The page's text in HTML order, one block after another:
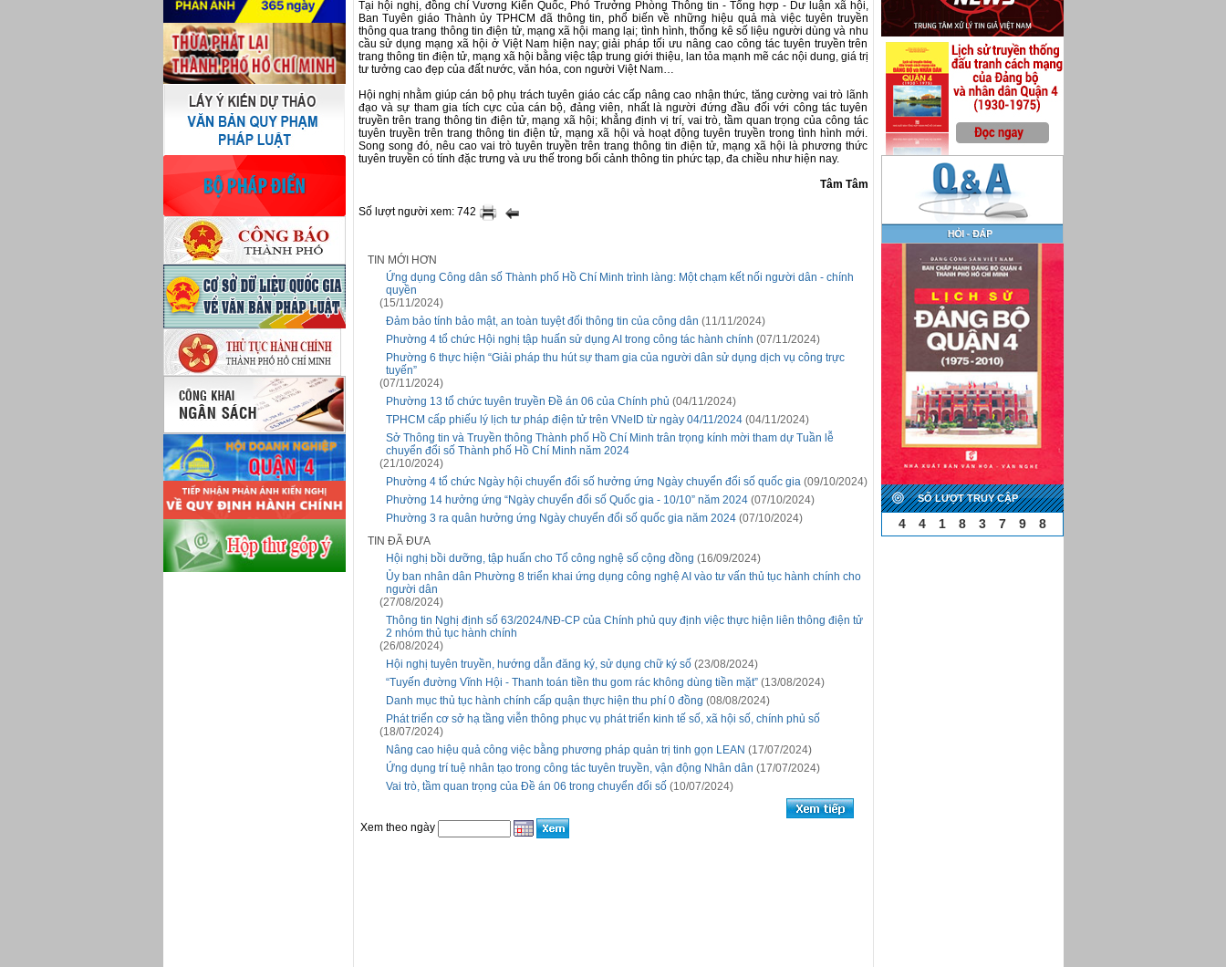
Tại hội nghị, đồng chí Vương Kiến Quốc, Phó Trưởng Phòng Thông tin - Tổng hợp - Dư luận xã hội,
Ban Tuyên giáo Thành ủy TPHCM đã thông tin, phổ biến về những hiệu quả mà việc tuyên truyền
thông qua trang thông tin điện tử, mạng xã hội mang lại; tình hình, thống kê số liệu người dùng và nhu
cầu sử dụng mạng xã hội ở Việt Nam hiện nay; giải pháp tối ưu nâng cao công tác tuyên truyền trên
trang thông tin điện tử, mạng xã hội bằng việc tập trung giới thiệu, lan tỏa mạnh mẽ các nội dung, giá trị
tư tưởng cao đẹp của đất nước, văn hóa, con người Việt Nam…
Hội nghị nhằm giúp cán bộ phụ trách tuyên giáo các cấp nâng cao nhận thức, tăng cường vai trò lãnh
đạo và sự tham gia tích cực của cán bộ, đảng viên, nhất là người đứng đầu đối với công tác tuyên
truyền trên trang thông tin điện tử, mạng xã hội; khẳng định vị trí, vai trò, tầm quan trọng của công tác
tuyên truyền trên trang thông tin điện tử, mạng xã hội và hoạt động tuyên truyền trong tình hình mới.
Song song đó, nêu cao vai trò tuyên truyền trên trang thông tin điện tử, mạng xã hội là phương thức
tuyên truyền có tính đặc trưng và ưu thế trong bối cảnh thông tin phức tạp, đa chiều như hiện nay.
Tâm Tâm
Số lượt người xem: 742
TIN MỚI HƠN
Ứng dụng Công dân số Thành phố Hồ Chí Minh trình làng: Một chạm kết nối người dân - chính
quyền
(15/11/2024)
Đảm bảo tính bảo mật, an toàn tuyệt đối thông tin của công dân (11/11/2024)
Phường 4 tổ chức Hội nghị tập huấn sử dụng AI trong công tác hành chính (07/11/2024)
Phường 6 thực hiện “Giải pháp thu hút sự tham gia của người dân sử dụng dịch vụ công trực
tuyến”
(07/11/2024)
Phường 13 tổ chức tuyên truyền Đề án 06 của Chính phủ (04/11/2024)
TPHCM cấp phiếu lý lịch tư pháp điện tử trên VNeID từ ngày 04/11/2024(04/11/2024)
Sở Thông tin và Truyền thông Thành phố Hồ Chí Minh trân trọng kính mời tham dự Tuần lễ
chuyển đổi số Thành phố Hồ Chí Minh năm 2024
(21/10/2024)
Phường 4 tổ chức Ngày hội chuyển đổi số hưởng ứng Ngày chuyển đổi số quốc gia(09/10/2024)
Phường 14 hưởng ứng “Ngày chuyển đổi số Quốc gia - 10/10” năm 2024(07/10/2024)
Phường 3 ra quân hưởng ứng Ngày chuyển đổi số quốc gia năm 2024(07/10/2024)
TIN ĐÃ ĐƯA
Hội nghị bồi dưỡng, tập huấn cho Tổ công nghệ số cộng đồng (16/09/2024)
Ủy ban nhân dân Phường 8 triển khai ứng dụng công nghệ AI vào tư vấn thủ tục hành chính cho
người dân
(27/08/2024)
Thông tin Nghị định số 63/2024/NĐ-CP của Chính phủ quy định việc thực hiện liên thông điện tử
2 nhóm thủ tục hành chính
(26/08/2024)
Hội nghị tuyên truyền, hướng dẫn đăng ký, sử dụng chữ ký số(23/08/2024)
“Tuyến đường Vĩnh Hội - Thanh toán tiền thu gom rác không dùng tiền mặt”(13/08/2024)
Danh mục thủ tục hành chính cấp quận thực hiện thu phí 0 đồng (08/08/2024)
Phát triển cơ sở hạ tầng viễn thông phục vụ phát triển kinh tế số, xã hội số, chính phủ số
(18/07/2024)
Nâng cao hiệu quả công việc bằng phương pháp quản trị tinh gọn LEAN (17/07/2024)
Ứng dụng trí tuệ nhân tạo trong công tác tuyên truyền, vận động Nhân dân (17/07/2024)
Vai trò, tầm quan trọng của Đề án 06 trong chuyển đổi số(10/07/2024)
Xem theo ngày
SỐ LƯỢT TRUY CẬP
4 4 1 8 3 7 9 8